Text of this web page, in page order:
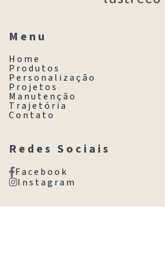
M e n u
H o m e
P r o d u t o s
P e r s o n a l i z a ç ã o
P r o j e t o s
M a n u t e n ç ã o
T r a j e t ó r i a
C o n t a t o
R e d e s S o c i a i s
F a c e b o o k
I n s t a g r a m